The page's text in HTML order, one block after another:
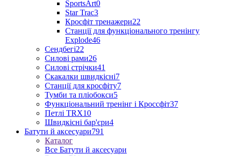
SportsArt0
Star Trac3
Кросфіт тренажери22
Станції для функціонального тренінгу
Explode46
Сендбегі22
Силові рами26
Силові стрічки41
Скакалки швидкісні7
Станції для кросфіту7
Тумби та пліобокси5
Функціональний тренінг і Кроссфіт37
Петлі TRX10
Швидкісні бар'єри4
Батути й аксесуари791
Каталог
Все Батути й аксесуари